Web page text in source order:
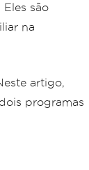
são
na
artigo,
programas